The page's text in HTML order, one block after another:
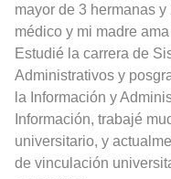
mayor de 3 hermanas
médico y mi madre
Estudié la carrera de
Administrativos y
la Información y
Información, trabajé
universitario, y
de vinculación